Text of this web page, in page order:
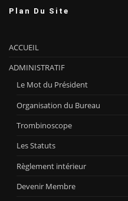
Plan Du Site
ACCUEIL
ADMINISTRATIF
Le Mot du Président
Organisation du Bureau
Trombinoscope
Les Statuts
Règlement intérieur
Devenir Membre